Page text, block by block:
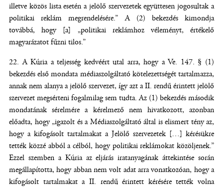
illetve közös lista esetén a jelölő szervezetek együttesen jogosultak a
politikai reklám megrendelésére.” A (2) bekezdés kimondja
továbbá, hogy [a] „politikai reklámhoz véleményt, értékelő
magyarázatot fűzni tilos.”
A Kúria a teljesség kedvéért utal arra, hogy a Ve. 147. § (1)
bekezdés első mondata médiaszolgáltató kötelezettségét tartalmazza,
annak nem alanya a jelölő szervezet, így azt a II. rendű érintett jelölő
szervezet megsérteni fogalmilag sem tudta. Az (1) bekezdés második
mondatának sérelmére a kérelmező nem hivatkozott, azonban
előadta, hogy „igazolt és a Médiaszolgáltató által is elismert tény az,
hogy a kifogásolt tartalmakat a Jelölő szervezetek […] kérésükre
tették közzé abból a célból, hogy politikai reklámokat közöljenek.”
Ezzel szemben a Kúria az eljárás iratanyagának áttekintése során
megállapította, hogy abban nem volt adat arra vonatkozóan, hogy a
kifogásolt tartalmakat a II. rendű érintett kérésére tették volna